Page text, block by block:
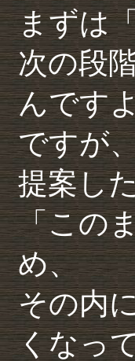
まずは
次の段
んです
ですが
提案し
「この
め、
その内
くなっ